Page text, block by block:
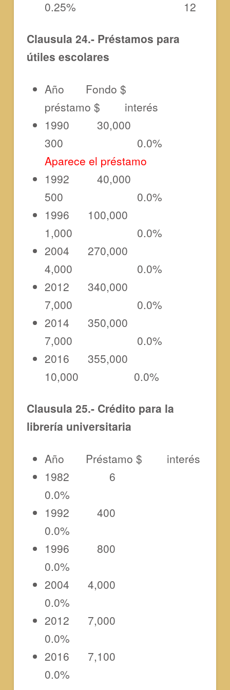
0.25% 12
Clausula 24.- Préstamos para
útiles escolares
Año Fondo $
préstamo $ interés
1990 30,000
300 0.0%
Aparece el préstamo
1992 40,000
500 0.0%
1996 100,000
1,000 0.0%
2004 270,000
4,000 0.0%
2012 340,000
7,000 0.0%
2014 350,000
7,000 0.0%
2016 355,000
10,000 0.0%
Clausula 25.- Crédito para la
librería universitaria
Año Préstamo $ interés
1982 6
0.0%
1992 400
0.0%
1996 800
0.0%
2004 4,000
0.0%
2012 7,000
0.0%
2016 7,100
0.0%